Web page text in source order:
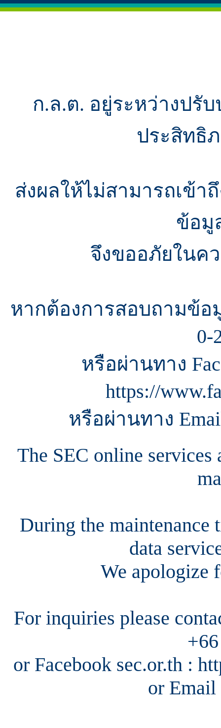
ก.ล.ต. อยู่ระหว่างปรั
ประสิทธิ
ส่งผลให้ไม่สามารถเข้า
ข้อมู
จึงขออภัยในค
หากต้องการสอบถามข้อ
0-
หรือผ่านทาง
https://
หรือผ่านทาง
The SEC online
During the maintenance
data
We apologize
For inquiries please
or Facebook sec.or.th :
or Email